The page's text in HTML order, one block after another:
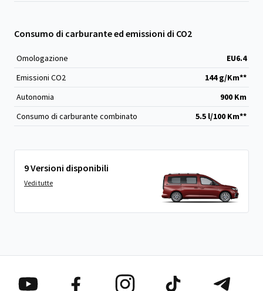
Consumo di carburante ed emissioni di CO2
Omologazione
EU6.4
Emissioni CO2
144 g/Km**
Autonomia
900 Km
Consumo di carburante combinato
5.5 l/100 Km**
9 Versioni disponibili
Vedi tutte